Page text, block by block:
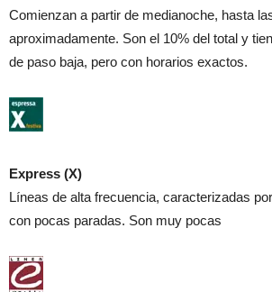
Comienzan a partir de medianoche, hasta
aproximadamente. Son el 10% del total y
de paso baja, pero con horarios exactos.
Express (X)
Líneas de alta frecuencia, caracterizadas
con pocas paradas. Son muy pocas